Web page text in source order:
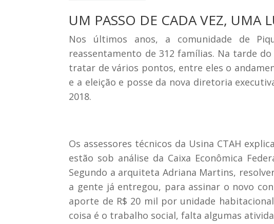
UM PASSO DE CADA VEZ, UMA
Nos últimos anos, a comunidade de
reassentamento de 312 famílias. Na tarde
tratar de vários pontos, entre eles o
e a eleição e posse da nova diretoria
2018.
Os assessores técnicos da Usina CTAH
estão sob análise da Caixa Econômica
Segundo a arquiteta Adriana Martins,
a gente já entregou, para assinar o novo
aporte de R$ 20 mil por unidade
coisa é o trabalho social, falta algumas